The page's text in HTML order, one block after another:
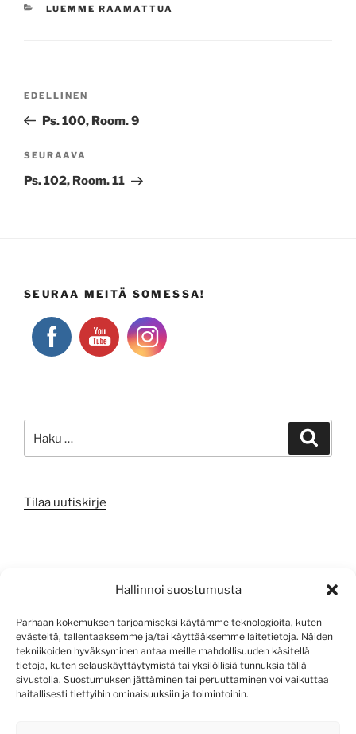
Hallinnoi suostumusta
Parhaan kokemuksen tarjoamiseksi käytämme teknologioita, kuten
evästeitä, tallentaaksemme ja/tai käyttääksemme laitetietoja. Näiden
tekniikoiden hyväksyminen antaa meille mahdollisuuden käsitellä
tietoja, kuten selauskäyttäytymistä tai yksilöllisiä tunnuksia tällä
sivustolla. Suostumuksen jättäminen tai peruuttaminen voi vaikuttaa
haitallisesti tiettyihin ominaisuuksiin ja toimintoihin.
KATEGORIAT
LUEMME RAAMATTUA
Edellinen
artikkeli
EDELLINEN
Ps. 100, Room. 9
Seuraava
artikkeli
SEURAAVA
Ps. 102, Room. 11
SEURAA MEITÄ SOMESSA!
Tilaa uutiskirje
Sisältösyöte
Kommenttisyöte